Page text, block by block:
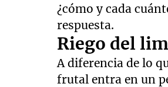
¿cómo y cada
respuesta.
Riego del
A diferencia de lo
frutal entra en un